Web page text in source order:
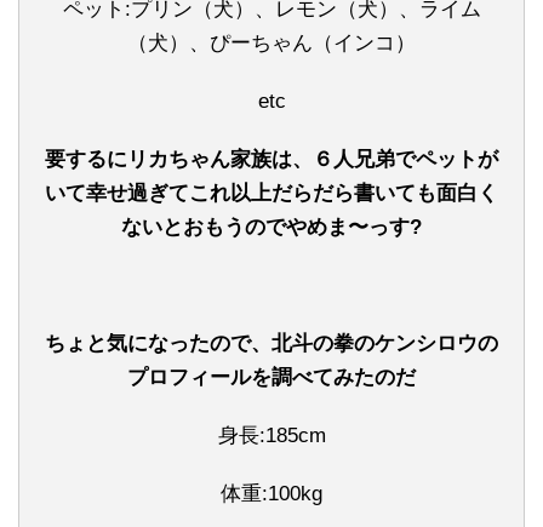
ペット:プリン（犬）、レモン（犬）、ライム
（犬）、ぴーちゃん（インコ）
etc
要するにリカちゃん家族は、６人兄弟でペットが
いて幸せ過ぎてこれ以上だらだら書いても面白く
ないとおもうのでやめま〜っす?
ちょと気になったので、北斗の拳のケンシロウの
プロフィールを調べてみたのだ
身長:185cm
体重:100kg